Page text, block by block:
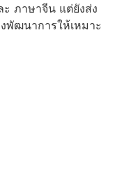
ภาษาจีน แต่ยังส่ง
พัฒนาการให้เหมาะ